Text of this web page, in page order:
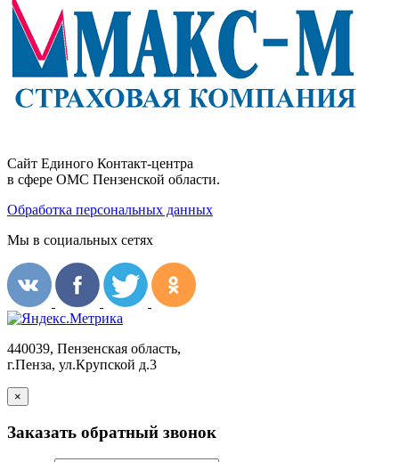
Сайт Единого Контакт-центра
в сфере ОМС Пензенской области.
Обработка персональных данных
Мы в социальных сетях
440039, Пензенская область,
г.Пенза, ул.Крупской д.3
×
Заказать обратный звонок